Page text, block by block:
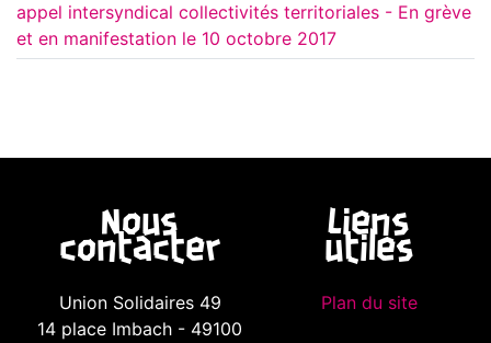
appel intersyndical collectivités territoriales - En grève
et en manifestation le 10 octobre 2017
Nous
contacter
Union Solidaires 49
14 place Imbach - 49100
Liens
utiles
Plan du site